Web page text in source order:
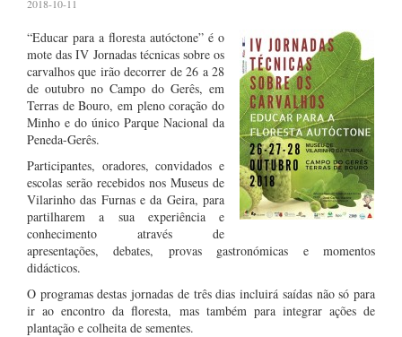
2018-10-11
“Educar para a floresta autóctone” é o
mote das IV Jornadas técnicas sobre os
carvalhos que irão decorrer de 26 a 28
de outubro no Campo do Gerês, em
Terras de Bouro, em pleno coração do
Minho e do único Parque Nacional da
Peneda-Gerês.
Participantes, oradores, convidados e
escolas serão recebidos nos Museus de
Vilarinho das Furnas e da Geira, para
partilharem a sua experiência e
conhecimento através de
apresentações, debates, provas gastronómicas e momentos
didácticos.
O programas destas jornadas de três dias incluirá saídas não só para
ir ao encontro da floresta, mas também para integrar ações de
plantação e colheita de sementes.